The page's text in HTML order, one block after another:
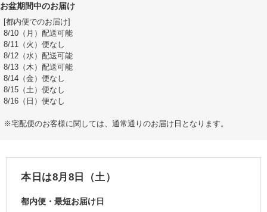
お盆期間中のお届け
[都内便でのお届け]
8/10（月）配送可能
8/11（火）便なし
8/12（水）配送可能
8/13（木）配送可能
8/14（金）便なし
8/15（土）便なし
8/16（日）便なし
※宅配便のお客様に関しては、通常通りのお届け日となります。
本日は8月8日（土）
都内便・最短お届け日